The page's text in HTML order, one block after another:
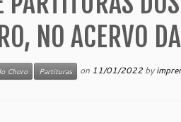
NO ACERVO
Choro Partituras on 11/01/2022 by